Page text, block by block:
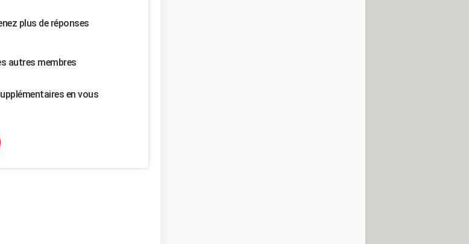
plus de réponses
autres membres
en vous